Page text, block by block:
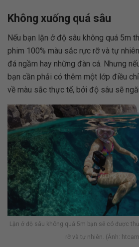
Không xuống quá sâu
Nếu bạn lặn ở độ sâu không quá 5m
phim 100% màu sắc rực rỡ và tự
đá ngầm hay những đàn cá. Nhưng
bạn cần phải có thêm một lớp điều
về màu sắc thực tế, bởi độ sâu sẽ
Lặn ở độ sâu không quá 5m bạn sẽ có được
rỡ và tự nhiên. (Ảnh: